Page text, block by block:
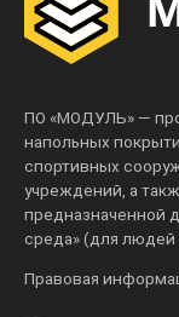
ПО «МОДУЛЬ» —
напольных
спортивных
учреждений, а
предназначенной
среда» (для
Правовая